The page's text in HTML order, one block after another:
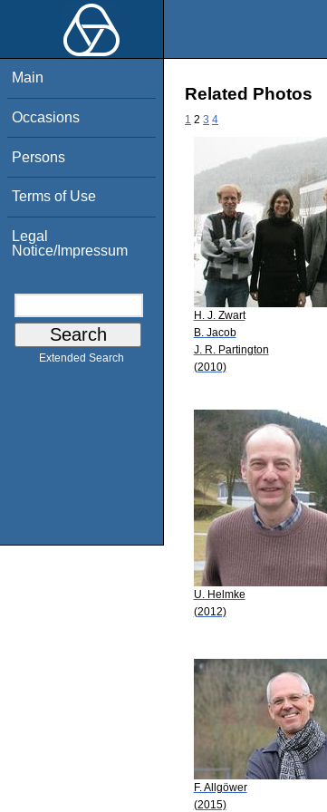
Main
Occasions
Persons
Terms of Use
Legal
Notice/Impressum
Extended Search
Related Photos
1 2 3 4
H. J. Zwart
B. Jacob
J. R. Partington
(2010)
U. Helmke
(2012)
F. Allgöwer
(2015)